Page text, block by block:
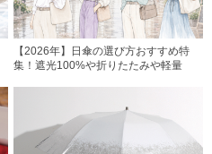
【2026年】日傘の選び方おすすめ特
集！遮光100%や折りたたみや軽量